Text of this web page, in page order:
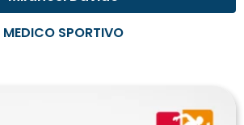
MEDICO SPORTIVO